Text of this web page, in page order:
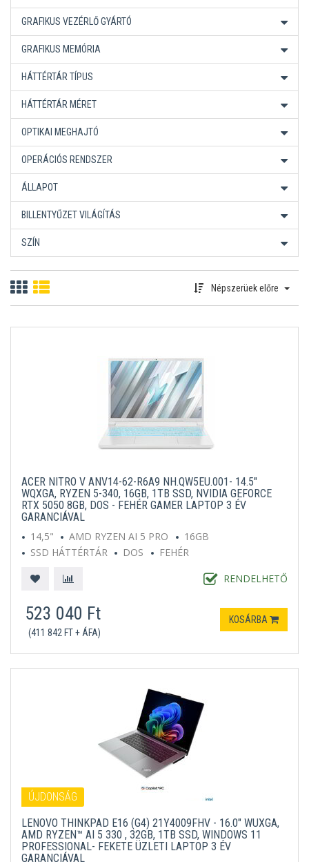
GRAFIKUS VEZÉRLŐ GYÁRTÓ
GRAFIKUS MEMÓRIA
HÁTTÉRTÁR TÍPUS
HÁTTÉRTÁR MÉRET
OPTIKAI MEGHAJTÓ
OPERÁCIÓS RENDSZER
ÁLLAPOT
BILLENTYŰZET VILÁGÍTÁS
SZÍN
Népszerüek előre
ACER NITRO V ANV14-62-R6A9 NH.QW5EU.001- 14.5"
WQXGA, RYZEN 5-340, 16GB, 1TB SSD, NVIDIA GEFORCE
RTX 5050 8GB, DOS - FEHÉR GAMER LAPTOP 3 ÉV
GARANCIÁVAL
14,5"
AMD RYZEN AI 5 PRO
16GB
SSD HÁTTÉRTÁR
DOS FEHÉR
RENDELHETŐ
523 040 Ft
(411 842 FT + ÁFA)
KOSÁRBA
ÚJDONSÁG
LENOVO THINKPAD E16 (G4) 21Y4009FHV - 16.0" WUXGA,
AMD RYZEN™ AI 5 330 , 32GB, 1TB SSD, WINDOWS 11
PROFESSIONAL- FEKETE ÜZLETI LAPTOP 3 ÉV
GARANCIÁVAL